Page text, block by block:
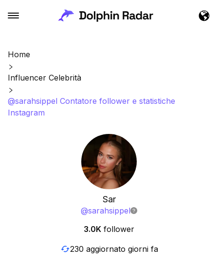
Home
Influencer Celebrità
@sarahsippel Contatore follower e statistiche
Instagram
Sar
@sarahsippel
3.0K follower
230 aggiornato giorni fa